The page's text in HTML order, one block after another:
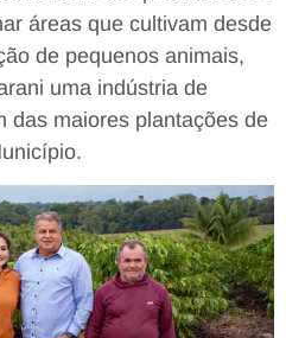
áreas que cultivam desde
de pequenos animais,
uma indústria de
das maiores plantações de